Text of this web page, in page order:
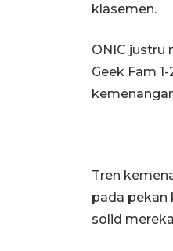
klasemen.
ONIC justru
Geek Fam
Tren
pada pekan
solid